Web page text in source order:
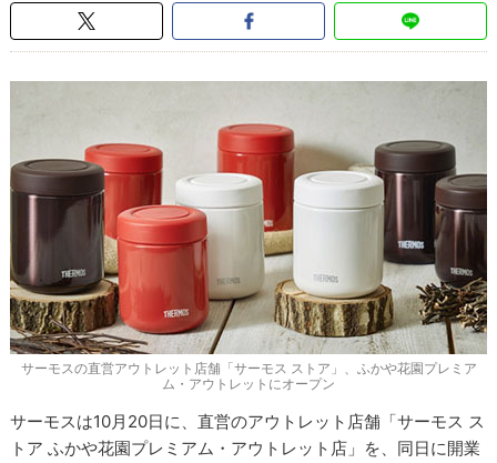
サーモスの直営アウトレット店舗「サーモス ストア」、ふかや花園プレミア
ム・アウトレットにオープン
サーモスは10月20日に、直営のアウトレット店舗「サーモス ス
トア ふかや花園プレミアム・アウトレット店」を、同日に開業